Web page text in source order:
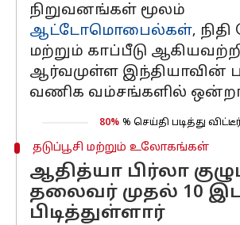
நிறுவனங்கள் மூலம்
ஆட்டோமொபைல்கள்,
மற்றும் காப்பீடு
ஆர்வமுள்ள இந்தியாவின்
வணிக வம்சங்களில்
80% % செய்தி படித்து
தடுப்பூசி மற்றும் உலோகங்கள்
ஆதித்யா பிர்லா
தலைவர் முதல் 10
பிடித்துள்ளார்